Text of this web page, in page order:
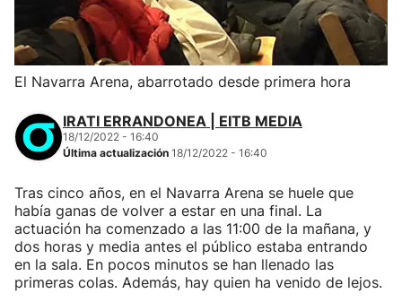
El Navarra Arena, abarrotado desde primera hora
IRATI ERRANDONEA | EITB MEDIA
18/12/2022 - 16:40
Última actualización 18/12/2022 - 16:40
Tras cinco años, en el Navarra Arena se huele que
había ganas de volver a estar en una final. La
actuación ha comenzado a las 11:00 de la mañana, y
dos horas y media antes el público estaba entrando
en la sala. En pocos minutos se han llenado las
primeras colas. Además, hay quien ha venido de lejos.